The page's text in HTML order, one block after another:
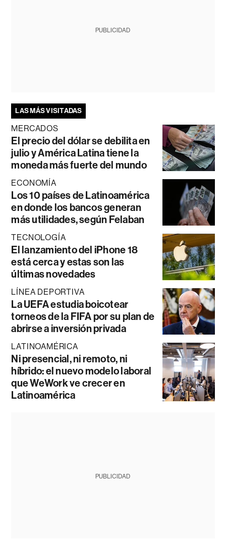
PUBLICIDAD
LAS MÁS VISITADAS
MERCADOS
El precio del dólar se debilita en
julio y América Latina tiene la
moneda más fuerte del mundo
ECONOMÍA
Los 10 países de Latinoamérica
en donde los bancos generan
más utilidades, según Felaban
TECNOLOGÍA
El lanzamiento del iPhone 18
está cerca y estas son las
últimas novedades
LÍNEA DEPORTIVA
La UEFA estudia boicotear
torneos de la FIFA por su plan de
abrirse a inversión privada
LATINOAMÉRICA
Ni presencial, ni remoto, ni
híbrido: el nuevo modelo laboral
que WeWork ve crecer en
Latinoamérica
PUBLICIDAD